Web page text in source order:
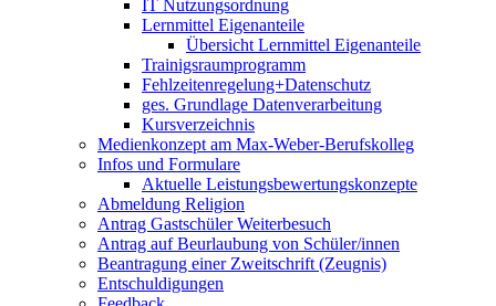
IT Nutzungsordnung
Lernmittel Eigenanteile
Übersicht Lernmittel Eigenanteile
Trainigsraumprogramm
Fehlzeitenregelung+Datenschutz
ges. Grundlage Datenverarbeitung
Kursverzeichnis
Medienkonzept am Max-Weber-Berufskolleg
Infos und Formulare
Aktuelle Leistungsbewertungskonzepte
Abmeldung Religion
Antrag Gastschüler Weiterbesuch
Antrag auf Beurlaubung von Schüler/innen
Beantragung einer Zweitschrift (Zeugnis)
Entschuldigungen